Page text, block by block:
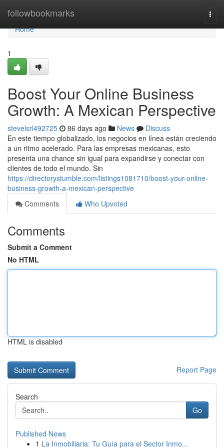
followbookmarks
Home
Home
1
Boost Your Online Business
Growth: A Mexican Perspective
stevelsrl492725 86 days ago News
Discuss
En este tiempo globalizado, los negocios en línea están creciendo
a un ritmo acelerado. Para las empresas mexicanas, esto
presenta una chance sin igual para expandirse y conectar con
clientes de todo el mundo. Sin
https://directorystumble.com/listings1081710/boost-your-online-
business-growth-a-mexican-perspective
Comments
Who Upvoted
Comments
Submit a Comment
No HTML
HTML is disabled
Report Page
Search
Go
Published News
1 La Inmobiliaria: Tu Guía para el Sector Inmo...